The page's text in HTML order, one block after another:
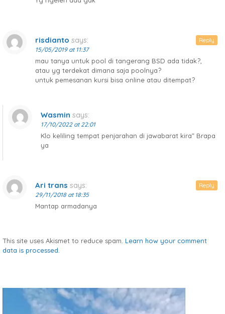
risdianto says:
15/05/2019 at 11:37
mau tanya untuk pool di tangerang BSD ada tidak?,
atau yg terdekat dimana saja poolnya?
untuk pemesanan kursi bisa online atau ditempat?
Reply
Wasmin says:
17/10/2022 at 22:01
Klo keliling tempat penjarahan di jawabarat kira” Brapa
ya
Ari trans says:
29/11/2018 at 18:35
Mantap armadanya
Reply
This site uses Akismet to reduce spam. Learn how your comment
data is processed.